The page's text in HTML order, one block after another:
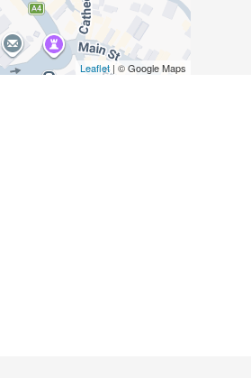
Leaflet| © Google Maps